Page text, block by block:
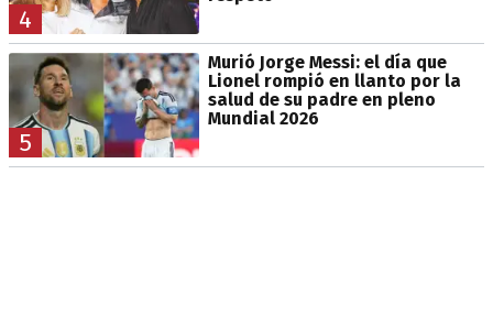
4
5
Murió Jorge Messi: el día que
Lionel rompió en llanto por la
salud de su padre en pleno
Mundial 2026